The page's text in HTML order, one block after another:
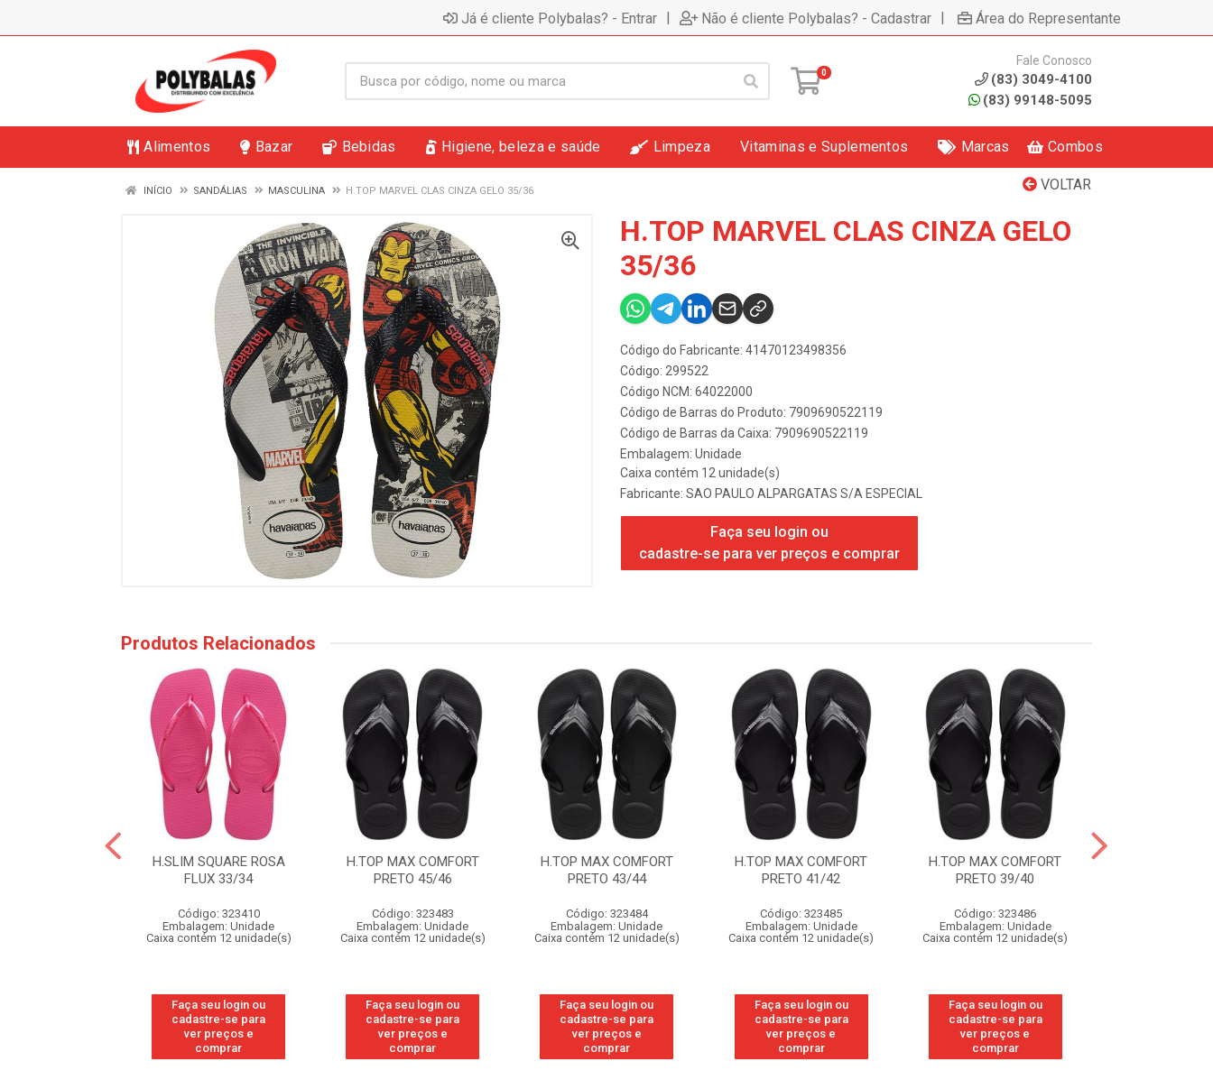
Já é cliente Polybalas? - Entrar | Não é cliente Polybalas? - Cadastrar | Área do Representante
0
Fale Conosco
(83) 3049-4100
(83) 99148-5095
Alimentos Bazar Bebidas Higiene, beleza e saúde Limpeza Vitaminas e Suplementos Marcas Combos
VOLTAR
INÍCIO SANDÁLIAS MASCULINA H.TOP MARVEL CLAS CINZA GELO 35/36
H.TOP MARVEL CLAS CINZA GELO
35/36
Código do Fabricante: 41470123498356
Código: 299522
Código NCM: 64022000
Código de Barras do Produto: 7909690522119
Código de Barras da Caixa: 7909690522119
Embalagem: Unidade
Caixa contém 12 unidade(s)
Fabricante: SAO PAULO ALPARGATAS S/A ESPECIAL
Faça seu login ou
cadastre-se para ver preços e comprar
Produtos Relacionados
H.SLIM SQUARE ROSA
FLUX 33/34
Código: 323410
Embalagem: Unidade
Caixa contém 12 unidade(s)
Faça seu login ou
cadastre-se para
ver preços e
comprar
H.TOP MAX COMFORT
PRETO 45/46
Código: 323483
Embalagem: Unidade
Caixa contém 12 unidade(s)
Faça seu login ou
cadastre-se para
ver preços e
comprar
H.TOP MAX COMFORT
PRETO 43/44
Código: 323484
Embalagem: Unidade
Caixa contém 12 unidade(s)
Faça seu login ou
cadastre-se para
ver preços e
comprar
H.TOP MAX COMFORT
PRETO 41/42
Código: 323485
Embalagem: Unidade
Caixa contém 12 unidade(s)
Faça seu login ou
cadastre-se para
ver preços e
comprar
H.TOP MAX COMFORT
PRETO 39/40
Código: 323486
Embalagem: Unidade
Caixa contém 12 unidade(s)
Faça seu login ou
cadastre-se para
ver preços e
comprar